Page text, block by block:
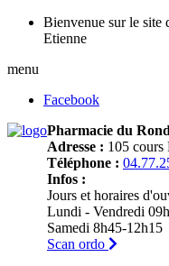
Bienvenue sur le site
Etienne
menu
Facebook
Pharmacie du
Adresse : 105 cours
Téléphone :
Infos :
Jours et horaires
Lundi - Vendredi
Samedi 8h45-12h15
Scan ordo